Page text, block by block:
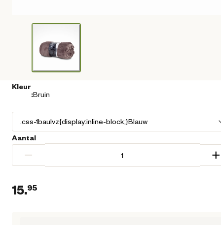
Kleur
:Bruin
Aantal
− +
15.95